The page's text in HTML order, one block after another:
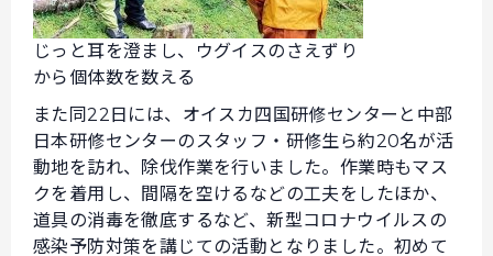
じっと耳を澄まし、ウグイスのさえずり
から個体数を数える
また同22日には、オイスカ四国研修センターと中部
日本研修センターのスタッフ・研修生ら約20名が活
動地を訪れ、除伐作業を行いました。作業時もマス
クを着用し、間隔を空けるなどの工夫をしたほか、
道具の消毒を徹底するなど、新型コロナウイルスの
感染予防対策を講じての活動となりました。初めて